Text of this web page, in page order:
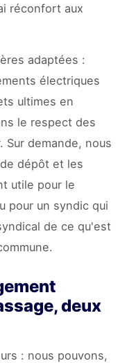
réconfort aux
adaptées :
électriques
ultimes en
le respect des
demande, nous
dépôt et les
utile pour le
pour un syndic qui
de ce qu'est
deux
: nous pouvons,